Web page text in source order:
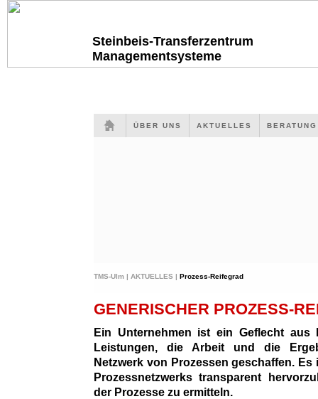
Steinbeis-Transferzentrum
Managementsysteme
ÜBER UNS AKTUELLES
TMS-Ulm | AKTUELLES | Prozess-Reifegrad
GENERISCHER PROZESS-
Ein Unternehmen ist ein Geflecht aus
Leistungen, die Arbeit und die
Netzwerk von Prozessen geschaffen.
Prozessnetzwerks transparent
der Prozesse zu ermitteln.